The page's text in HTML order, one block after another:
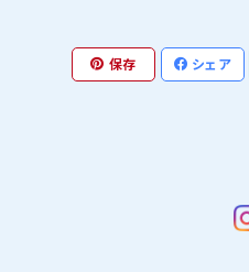
保存 シェア